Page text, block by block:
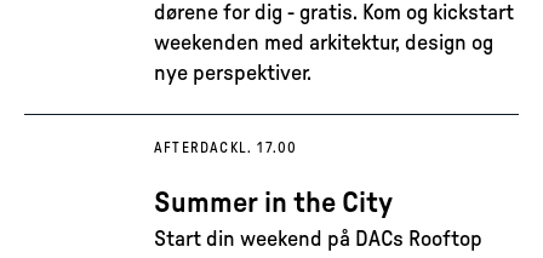
dørene for dig - gratis. Kom og kickstart
weekenden med arkitektur, design og
nye perspektiver.
AFTERDAC KL. 17.00
Summer in the City
Start din weekend på DACs Rooftop